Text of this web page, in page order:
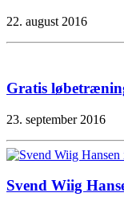
22. august 2016
Gratis
23. september 2016
Svend Wiig